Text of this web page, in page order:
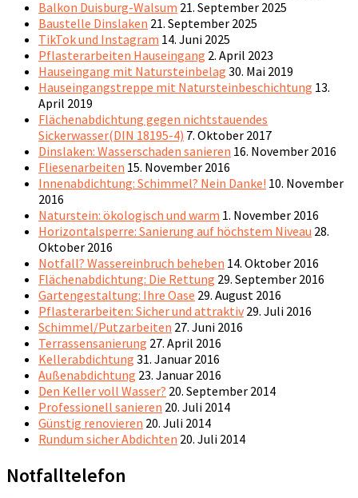
Balkon Duisburg-Walsum 21. September 2025
Baustelle Dinslaken 21. September 2025
TikTok und Instagram 14. Juni 2025
Pflasterarbeiten Hauseingang 2. April 2023
Hauseingang mit Natursteinbelag 30. Mai 2019
Hauseingangstreppe mit Natursteinbeschichtung 13.
April 2019
Flächenabdichtung gegen nichtstauendes
Sickerwasser(DIN 18195-4) 7. Oktober 2017
Dinslaken: Wasserschaden sanieren 16. November 2016
Fliesenarbeiten 15. November 2016
Innenabdichtung: Schimmel? Nein Danke! 10. November
2016
Naturstein: ökologisch und warm 1. November 2016
Horizontalsperre: Sanierung auf höchstem Niveau 28.
Oktober 2016
Notfall? Wassereinbruch beheben 14. Oktober 2016
Flächenabdichtung: Die Rettung 29. September 2016
Gartengestaltung: Ihre Oase 29. August 2016
Pflasterarbeiten: Sicher und attraktiv 29. Juli 2016
Schimmel/Putzarbeiten 27. Juni 2016
Terrassensanierung 27. April 2016
Kellerabdichtung 31. Januar 2016
Außenabdichtung 23. Januar 2016
Den Keller voll Wasser? 20. September 2014
Professionell sanieren 20. Juli 2014
Günstig renovieren 20. Juli 2014
Rundum sicher Abdichten 20. Juli 2014
Notfalltelefon